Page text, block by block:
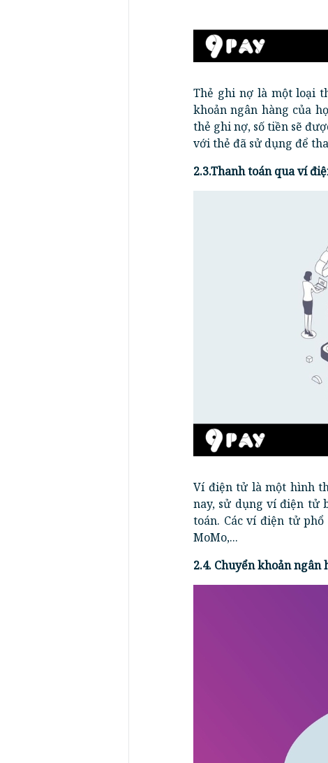
Thẻ ghi nợ là một loại
khoản ngân hàng của
thẻ ghi nợ, số tiền sẽ
với thẻ đã sử dụng để
2.3.Thanh toán qua ví
Ví điện tử là một hình
nay, sử dụng ví điện tử
toán. Các ví điện tử
MoMo,...
2.4. Chuyển khoản ngân